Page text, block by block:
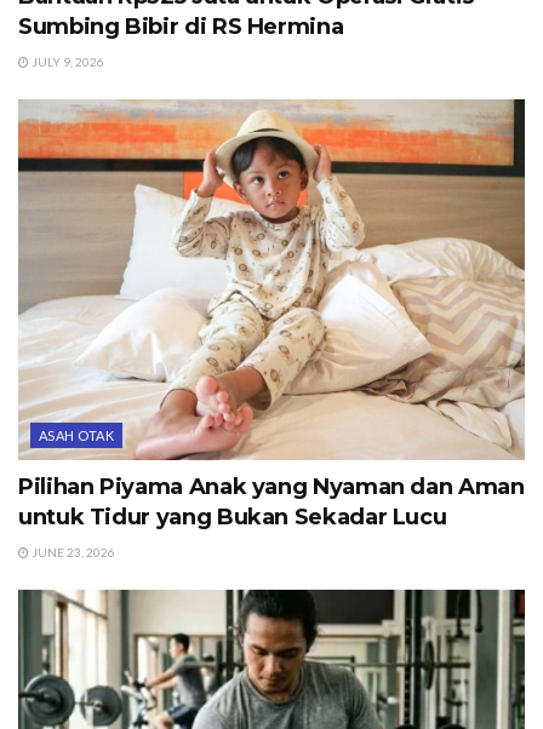
Sumbing Bibir di RS Hermina
JULY 9, 2026
ASAH OTAK
Pilihan Piyama Anak yang Nyaman dan Aman
untuk Tidur yang Bukan Sekadar Lucu
JUNE 23, 2026